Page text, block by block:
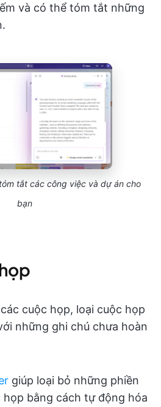
và có thể tóm tắt những
tắt các công việc và dự án cho
bạn
cuộc họp, loại cuộc họp
những ghi chú chưa hoàn
giúp loại bỏ những phiền
bằng cách tự động hóa